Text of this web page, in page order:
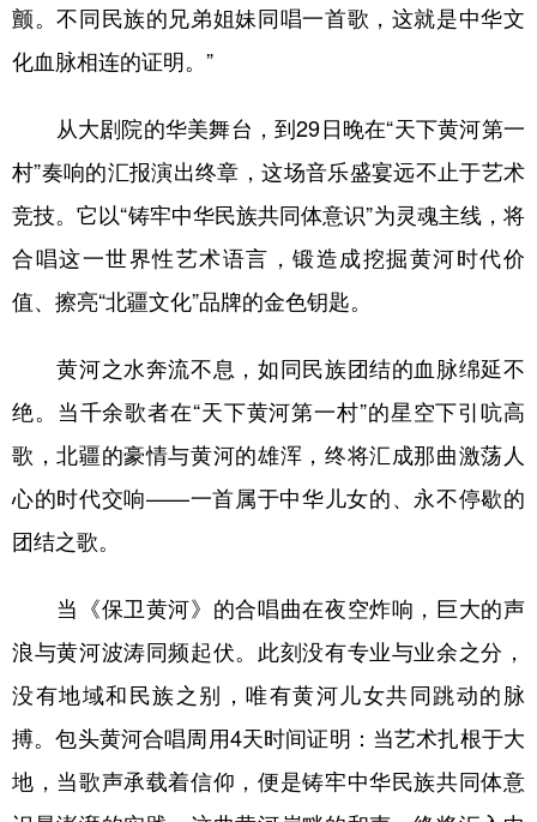
颤。不同民族的兄弟姐妹同唱一首歌，这就是中华文
化血脉相连的证明。”
从大剧院的华美舞台，到29日晚在“天下黄河第一
村”奏响的汇报演出终章，这场音乐盛宴远不止于艺术
竞技。它以“铸牢中华民族共同体意识”为灵魂主线，将
合唱这一世界性艺术语言，锻造成挖掘黄河时代价
值、擦亮“北疆文化”品牌的金色钥匙。
黄河之水奔流不息，如同民族团结的血脉绵延不
绝。当千余歌者在“天下黄河第一村”的星空下引吭高
歌，北疆的豪情与黄河的雄浑，终将汇成那曲激荡人
心的时代交响——一首属于中华儿女的、永不停歇的
团结之歌。
当《保卫黄河》的合唱曲在夜空炸响，巨大的声
浪与黄河波涛同频起伏。此刻没有专业与业余之分，
没有地域和民族之别，唯有黄河儿女共同跳动的脉
搏。包头黄河合唱周用4天时间证明：当艺术扎根于大
地，当歌声承载着信仰，便是铸牢中华民族共同体意